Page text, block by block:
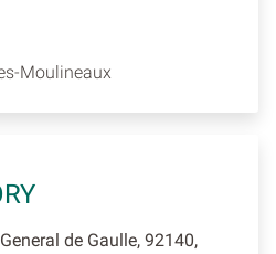
Moulineaux
de Gaulle, 92140,